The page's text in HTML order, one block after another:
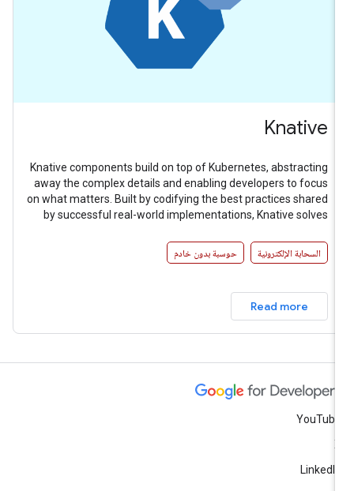
Knative
Knative components build on top of Kubernetes, abstracting
away the complex details and enabling developers to focus
on what matters. Built by codifying the best practices shared
by successful real-world implementations, Knative solves
cloud native services so you don’t have to.
السحابة الإلكترونية حوسبة بدون خادم
Read more